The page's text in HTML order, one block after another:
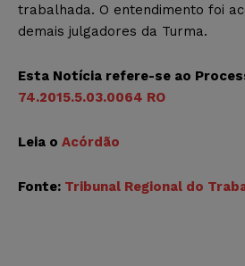
trabalhada. O entendimento foi
demais julgadores da Turma.
Esta Notícia refere-se ao
74.2015.5.03.0064 RO
Leia o Acórdão
Fonte: Tribunal Regional do